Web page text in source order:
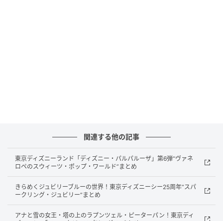
愛犬と入れる温泉露天風呂付き中庭エリアをはじめ、
愛犬の快適性と安全性を追求した専用設備が館内に整
えられています。
5階建ての外観は木目調と石張りを組み合わせた構造
で、各フロアにバルコニーを備え、周囲を緑の樹木が
囲む環境に立地しています。
関連する他の記事
東京ディズニーランド「ディズニー・パルパルーザ」第6弾“ヴァネ
ロペのスウィーツ・ポップ・ワールド”まとめ
きらめくジュビリーブルーの世界！東京ディズニーシー25周年“スパ
ークリング・ジュビリー”まとめ
アナと雪の女王・塔の上のラプンツェル・ピーターパン！東京ディ